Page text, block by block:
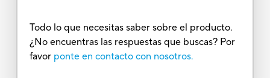
Todo lo que necesitas saber sobre el producto.
¿No encuentras las respuestas que buscas? Por
favor ponte en contacto con nosotros.